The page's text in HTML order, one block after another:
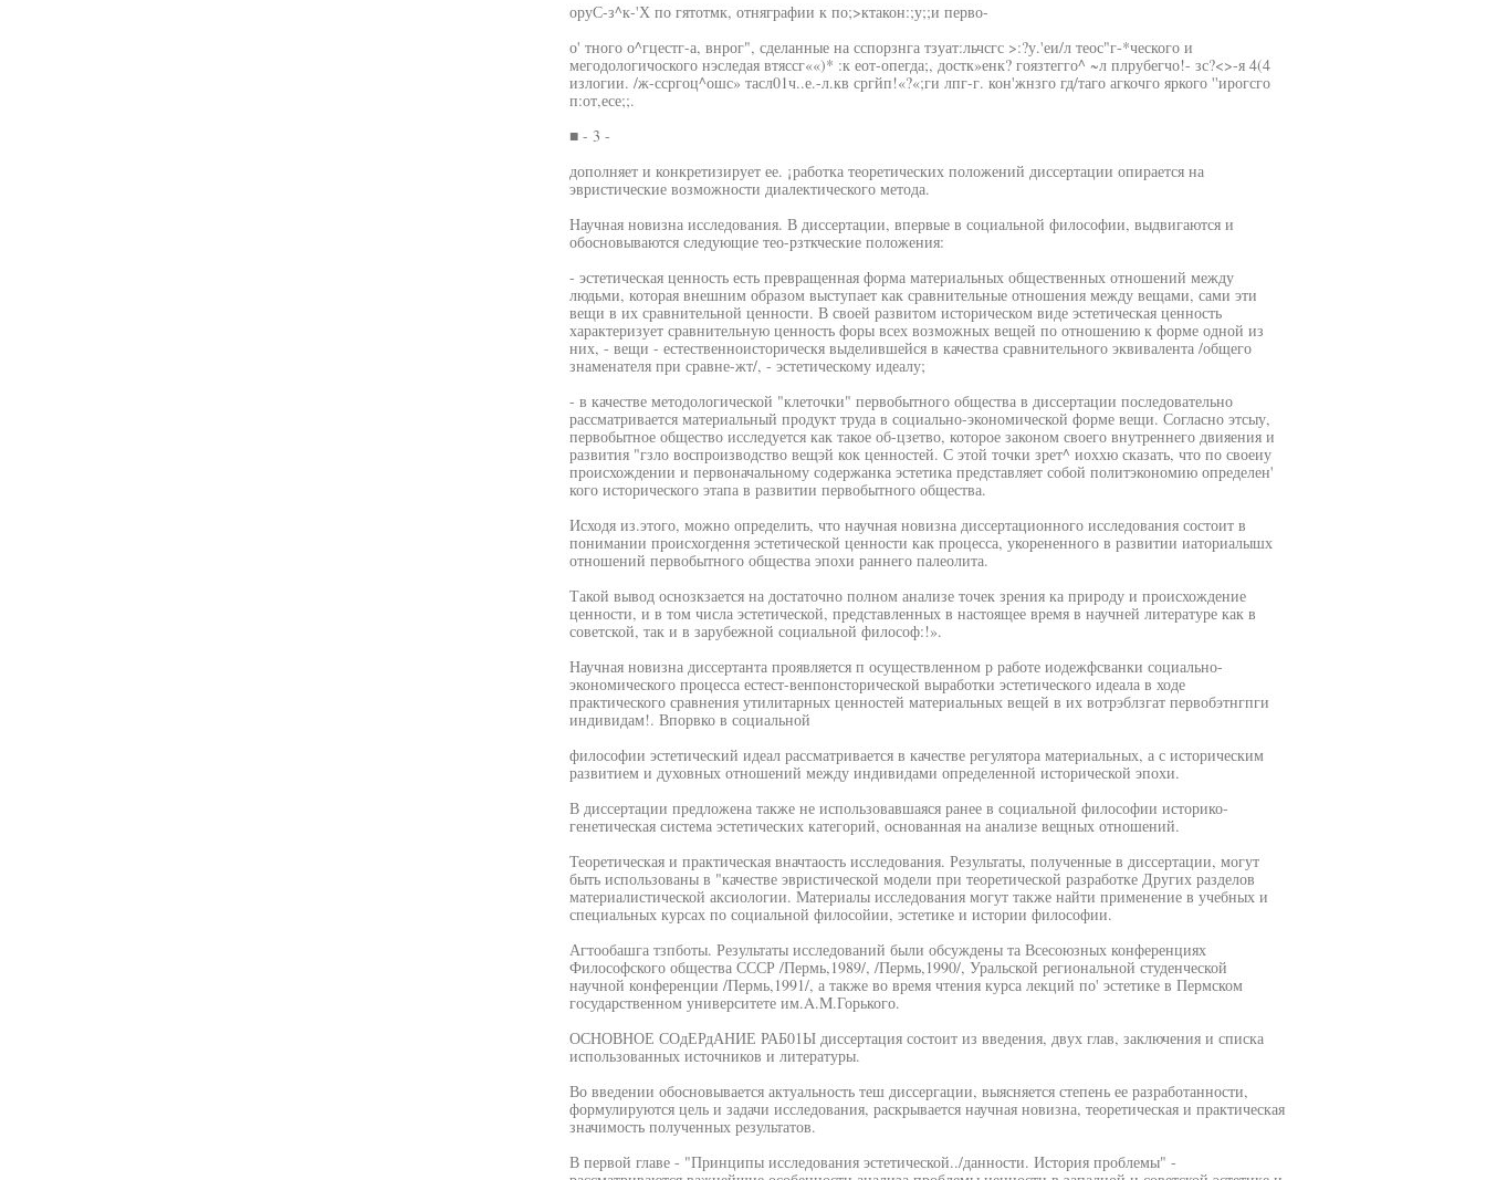
оруС-з^к-'Х по гятотмк, отняграфии к по;>ктакон:;у;;и перво-
о' тного о^гцестг-а, внрог", сделанные на сспорзнга тзуат:льчсгс >:?у.'еи/л теос"г-*ческого и
мегодологичоского нэследая втяссг««)* :к еот-опегда;, достк»енк? гоязтегго^ ~л плрубегчо!- зс?<>-я 4(4
излогии. /ж-ссргоц^ошс» тасл01ч..е.-л.кв сргйп!«?«;ги лпг-г. кон'жнзго гд/таго агкочго яркого ''ирогсго
п:от,есе;;.
■ - 3 -
дополняет и конкретизирует ее. ¡работка теоретических положений диссертации опирается на
эвристические возможности диалектического метода.
Научная новизна исследования. В диссертации, впервые в социальной философии, выдвигаются и
обосновываются следующие тео-рзткческие положения:
- эстетическая ценность есть превращенная форма материальных общественных отношений между
людьми, которая внешним образом выступает как сравнительные отношения между вещами, сами эти
вещи в их сравнительной ценности. В своей развитом историческом виде эстетическая ценность
характеризует сравнительную ценность форы всех возможных вещей по отношению к форме одной из
них, - вещи - естественноисторическя выделившейся в качества сравнительного эквивалента /общего
знаменателя при сравне-жт/, - эстетическому идеалу;
- в качестве методологической "клеточки" первобытного общества в диссертации последовательно
рассматривается материальный продукт труда в социально-экономической форме вещи. Согласно этсыу,
первобытное общество исследуется как такое об-цзетво, которое законом своего внутреннего двияения и
развития "гзло воспроизводство вещэй кок ценностей. С этой точки зрет^ иоххю сказать, что по своеиу
происхождении и первоначальному содержанка эстетика представляет собой политэкономию определен'
кого исторического этапа в развитии первобытного общества.
Исходя из.этого, можно определить, что научная новизна диссертационного исследования состоит в
понимании происхогдення эстетической ценности как процесса, укорененного в развитии иаториалышх
отношений первобытного общества эпохи раннего палеолита.
Такой вывод оснозкзается на достаточно полном анализе точек зрения ка природу и происхождение
ценности, и в том числа эстетической, представленных в настоящее время в научней литературе как в
советской, так и в зарубежной социальной философ:!».
Научная новизна диссертанта проявляется п осуществленном р работе иодежфсванки социально-
экономического процесса естест-венпонсторической выработки эстетического идеала в ходе
практического сравнения утилитарных ценностей материальных вещей в их вотрэблзгат первобэтнгпги
индивидам!. Впорвко в социальной
философии эстетический идеал рассматривается в качестве регулятора материальных, а с историческим
развитием и духовных отношений между индивидами определенной исторической эпохи.
В диссертации предложена также не использовавшаяся ранее в социальной философии историко-
генетическая система эстетических категорий, основанная на анализе вещных отношений.
Теоретическая и практическая вначтаость исследования. Результаты, полученные в диссертации, могут
быть использованы в "качестве эвристической модели при теоретической разработке Других разделов
материалистической аксиологии. Материалы исследования могут также найти применение в учебных и
специальных курсах по социальной филосойии, эстетике и истории философии.
Агтообашга тзпботы. Результаты исследований были обсуждены та Всесоюзных конференциях
Философского общества СССР /Пермь,1989/, /Пермь,1990/, Уральской региональной студенческой
научной конференции /Пермь,1991/, а также во время чтения курса лекций по' эстетике в Пермском
государственном университете им.A.M.Горького.
ОСНОВНОЕ СОдЕРдАНИЕ РАБ01Ы диссертация состоит из введения, двух глав, заключения и списка
использованных источников и литературы.
Во введении обосновывается актуальность теш диссергации, выясняется степень ее разработанности,
формулируются цель и задачи исследования, раскрывается научная новизна, теоретическая и практическая
значимость полученных результатов.
В первой главе - "Принципы исследования эстетической../данности. История проблемы" -